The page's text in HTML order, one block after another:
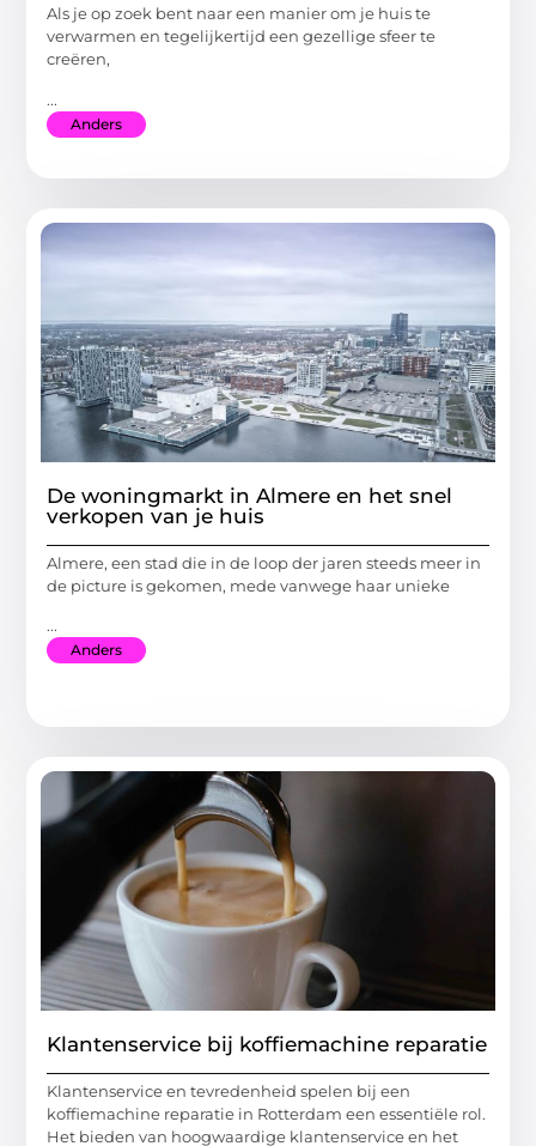
Als je op zoek bent naar een manier om je huis te
verwarmen en tegelijkertijd een gezellige sfeer te
creëren,
...
Anders
De woningmarkt in Almere en het snel
verkopen van je huis
Almere, een stad die in de loop der jaren steeds meer in
de picture is gekomen, mede vanwege haar unieke
...
Anders
Klantenservice bij koffiemachine reparatie
Klantenservice en tevredenheid spelen bij een
koffiemachine reparatie in Rotterdam een essentiële rol.
Het bieden van hoogwaardige klantenservice en het